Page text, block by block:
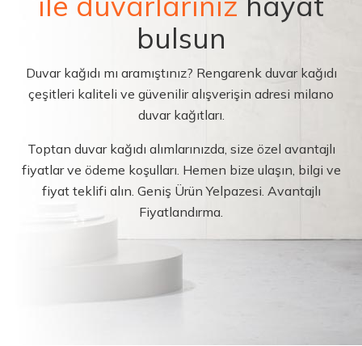
bulsun
Duvar kağıdı mı aramıştınız? Rengarenk duvar kağıdı
çeşitleri kaliteli ve güvenilir alışverişin adresi milano
duvar kağıtları.
Toptan duvar kağıdı alımlarınızda, size özel avantajlı
fiyatlar ve ödeme koşulları. Hemen bize ulaşın, bilgi ve
fiyat teklifi alın. Geniş Ürün Yelpazesi. Avantajlı
Fiyatlandırma.